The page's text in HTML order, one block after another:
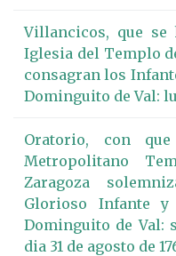
Villancicos, que se
Iglesia del Templo
consagran los
Dominguito de Val:
Oratorio, con
Metropolitano
Zaragoza
Glorioso Infante
Dominguito de Val:
dia 31 de agosto de